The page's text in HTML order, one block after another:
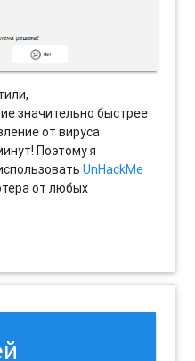
значительно быстрее
от вируса
Поэтому я
UnHackMe
от любых